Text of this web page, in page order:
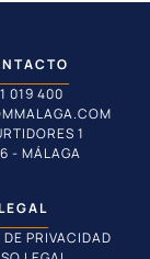
019 400
1
- MÁLAGA
LEGAL
PRIVACIDAD